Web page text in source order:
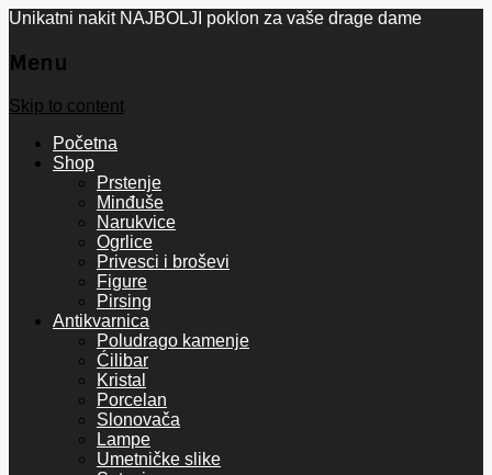
Unikatni nakit NAJBOLJI poklon za vaše drage dame
Menu
Skip to content
Početna
Shop
Prstenje
Minđuše
Narukvice
Ogrlice
Privesci i broševi
Figure
Pirsing
Antikvarnica
Poludrago kamenje
Ćilibar
Kristal
Porcelan
Slonovača
Lampe
Umetničke slike